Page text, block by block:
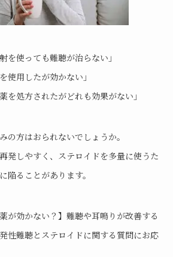
を使っても難聴が治らない」
使用したが効かない」
を処方されたがどれも効果がない」
の方はおられないでしょうか。
発しやすく、ステロイドを多量に使うた
陥ることがあります。
が効かない？】難聴や耳鳴りが改善する
性難聴とステロイドに関する質問にお応